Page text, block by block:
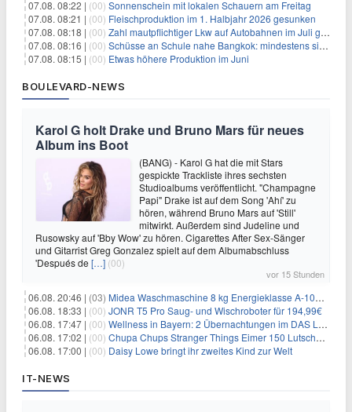
07.08. 08:22 | (00) Sonnenschein mit lokalen Schauern am Freitag
07.08. 08:21 | (00) Fleischproduktion im 1. Halbjahr 2026 gesunken
07.08. 08:18 | (00) Zahl mautpflichtiger Lkw auf Autobahnen im Juli gestiegen
07.08. 08:16 | (00) Schüsse an Schule nahe Bangkok: mindestens sieben Tote
07.08. 08:15 | (00) Etwas höhere Produktion im Juni
BOULEVARD-NEWS
Karol G holt Drake und Bruno Mars für neues
Album ins Boot
(BANG) - Karol G hat die mit Stars
gespickte Trackliste ihres sechsten
Studioalbums veröffentlicht. "Champagne
Papi" Drake ist auf dem Song 'Ahí' zu
hören, während Bruno Mars auf 'Still'
mitwirkt. Außerdem sind Judeline und
Rusowsky auf 'Bby Wow' zu hören. Cigarettes After Sex-Sänger
und Gitarrist Greg Gonzalez spielt auf dem Albumabschluss
'Después de […] (00)
vor 15 Stunden
06.08. 20:46 | (03) Midea Waschmaschine 8 kg Energieklasse A-10% 1400 U/Min für 289,97€
06.08. 18:33 | (00) JONR T5 Pro Saug- und Wischroboter für 194,99€
06.08. 17:47 | (00) Wellness in Bayern: 2 Übernachtungen im DAS LUDWIG Sports Resort inkl. HP + Wellness ab 174€ p.P.
06.08. 17:02 | (00) Chupa Chups Stranger Things Eimer 150 Lutscher für 21,95€
06.08. 17:00 | (00) Daisy Lowe bringt ihr zweites Kind zur Welt
IT-NEWS